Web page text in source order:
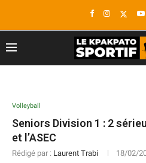
Volleyball
Seniors Division 1 : 2
et l’ASEC
Rédigé par : Laurent Trabi 18/02/